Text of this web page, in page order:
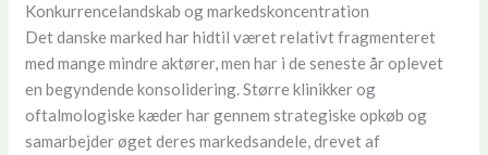
Konkurrencelandskab og markedskoncentration
Det danske marked har hidtil været relativt fragmenteret
med mange mindre aktører, men har i de seneste år oplevet
en begyndende konsolidering. Større klinikker og
oftalmologiske kæder har gennem strategiske opkøb og
samarbejder øget deres markedsandele, drevet af